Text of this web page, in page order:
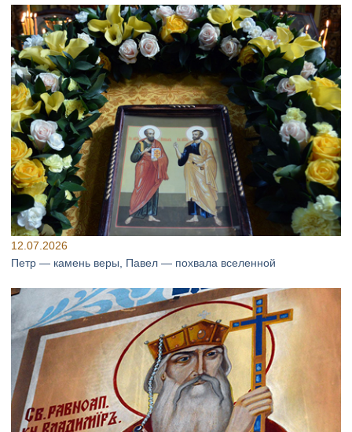
12.07.2026
Петр — камень веры, Павел — похвала вселенной